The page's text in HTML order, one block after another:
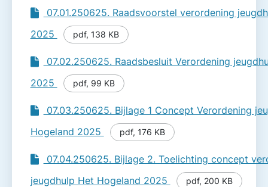
07.01.250625. Raadsvoorstel verordening
2025
pdf, 138 KB
07.02.250625. Raadsbesluit Verordening
2025
pdf, 99 KB
07.03.250625. Bijlage 1 Concept Verordening
Hogeland 2025
pdf, 176 KB
07.04.250625. Bijlage 2. Toelichting concept
jeugdhulp Het Hogeland 2025
pdf, 200 KB